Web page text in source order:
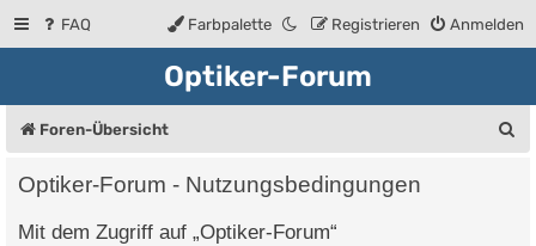
FAQ Anmelden
Registrieren
Farbpalette
Optiker-Forum
Foren-Übersicht
Optiker-Forum - Nutzungsbedingungen
Mit dem Zugriff auf „Optiker-Forum“